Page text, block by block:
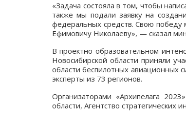
«Задача состояла в том, чтобы
также мы подали заявку на
федеральных средств. Свою победу
Ефимовичу Николаеву», — сказал
В проектно-образовательном
Новосибирской области приняли
области беспилотных авиационных
эксперты из 73 регионов.
Организаторами «Архипелага
области, Агентство